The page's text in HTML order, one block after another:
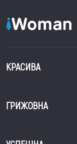
КРАСИВА
ГРИЖОВНА